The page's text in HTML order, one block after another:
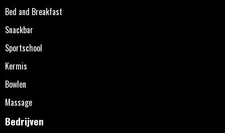
Bed and Breakfast
Snackbar
Sportschool
Kermis
Bowlen
Massage
Bedrijven